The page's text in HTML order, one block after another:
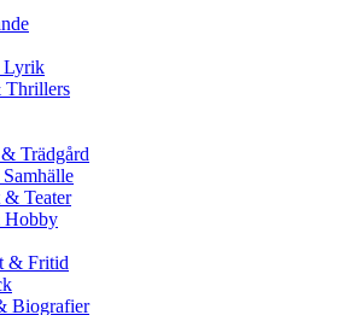
Lyrik
Thrillers
Trädgård
Teater
Hobby
& Fritid
Biografier